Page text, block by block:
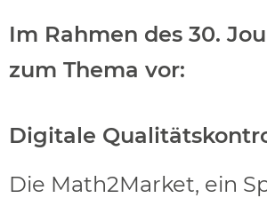
Im Rahmen des 30.
zum Thema vor:
Digitale
Die Math2Market, ein